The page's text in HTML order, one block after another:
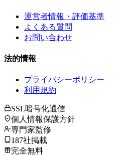
運営者情報・評価基準
よくある質問
お問い合わせ
法的情報
プライバシーポリシー
利用規約
SSL暗号化通信
個人情報保護方針
専門家監修
187社掲載
完全無料